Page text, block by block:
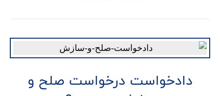
دادخواست درخواست صلح و